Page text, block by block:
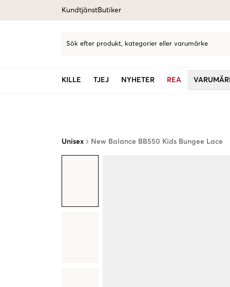
KundtjänstButiker
Sök efter produkt, kategorier eller varumärke
KILLE TJEJ NYHETER REA
Unisex New Balance BB550 Kids Bungee Lace